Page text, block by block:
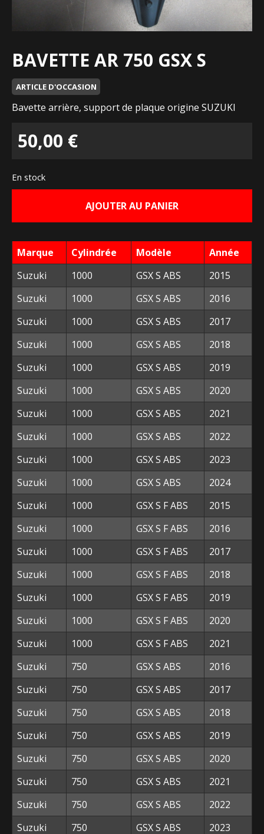
BAVETTE AR 750 GSX S
ARTICLE D'OCCASION
Bavette arrière, support de plaque origine SUZUKI
50,00 €
En stock
AJOUTER AU PANIER
Marque Cylindrée Modèle
Année
Suzuki
1000 GSX S ABS
2015
Suzuki
1000 GSX S ABS
2016
Suzuki
1000 GSX S ABS
2017
Suzuki
1000 GSX S ABS
2018
Suzuki
1000 GSX S ABS
2019
Suzuki
1000 GSX S ABS
2020
Suzuki
1000 GSX S ABS
2021
Suzuki
1000 GSX S ABS
2022
Suzuki
1000 GSX S ABS
2023
Suzuki
1000 GSX S ABS
2024
Suzuki
1000 GSX S F ABS
2015
Suzuki
1000 GSX S F ABS
2016
Suzuki
1000 GSX S F ABS
2017
Suzuki
1000 GSX S F ABS
2018
Suzuki
1000 GSX S F ABS
2019
Suzuki
1000 GSX S F ABS
2020
Suzuki
1000 GSX S F ABS
2021
Suzuki
750 GSX S ABS
2016
Suzuki
750 GSX S ABS
2017
Suzuki
750 GSX S ABS
2018
Suzuki
750 GSX S ABS
2019
Suzuki
750 GSX S ABS
2020
Suzuki
750 GSX S ABS
2021
Suzuki
750 GSX S ABS
2022
Suzuki
750 GSX S ABS 2023